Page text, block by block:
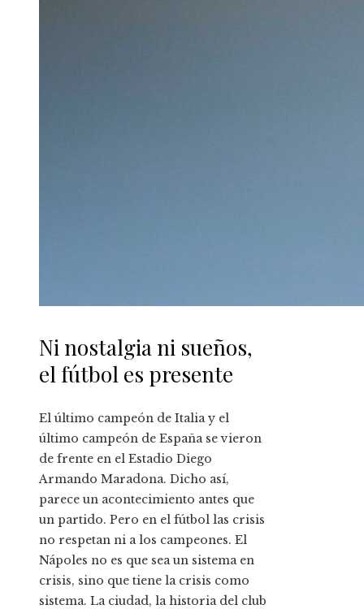
Ni nostalgia ni sueños,
el fútbol es presente
El último campeón de Italia y el
último campeón de España se vieron
de frente en el Estadio Diego
Armando Maradona. Dicho así,
parece un acontecimiento antes que
un partido. Pero en el fútbol las crisis
no respetan ni a los campeones. El
Nápoles no es que sea un sistema en
crisis, sino que tiene la crisis como
sistema. La ciudad, la historia del club